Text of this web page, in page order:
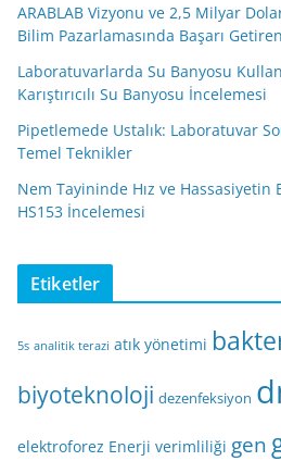
ARABLAB Vizyonu ve 2,5 Milyar
Bilim Pazarlamasında Başarı
Laboratuvarlarda Su Banyosu
Karıştırıcılı Su Banyosu İncelemesi
Pipetlemede Ustalık: Laboratuvar
Temel Teknikler
Nem Tayininde Hız ve
HS153 İncelemesi
Etiketler
5s analitik terazi atık yönetimi
biyoteknoloji dezenfeksiyon
elektroforez Enerji verimliliği gen